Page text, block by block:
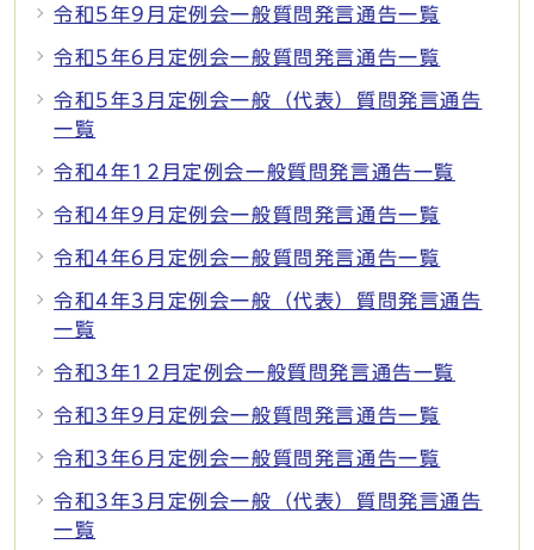
令和5年9月定例会一般質問発言通告一覧
令和5年6月定例会一般質問発言通告一覧
令和5年3月定例会一般（代表）質問発言通告
一覧
令和4年12月定例会一般質問発言通告一覧
令和4年9月定例会一般質問発言通告一覧
令和4年6月定例会一般質問発言通告一覧
令和4年3月定例会一般（代表）質問発言通告
一覧
令和3年12月定例会一般質問発言通告一覧
令和3年9月定例会一般質問発言通告一覧
令和3年6月定例会一般質問発言通告一覧
令和3年3月定例会一般（代表）質問発言通告
一覧